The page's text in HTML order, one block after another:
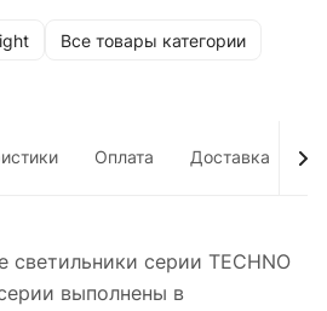
Все товары категории
Оплата Доставка
светильники серии TECHNO
выполнены в